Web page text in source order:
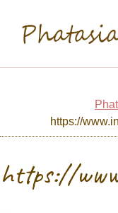
https://
https://